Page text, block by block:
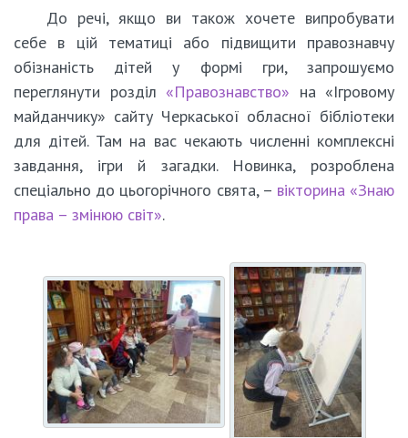
До речі, якщо ви також хочете випробувати
себе в цій тематиці або підвищити правознавчу
обізнаність дітей у формі гри, запрошуємо
переглянути розділ «Правознавство» на «Ігровому
майданчику» сайту Черкаської обласної бібліотеки
для дітей. Там на вас чекають численні комплексні
завдання, ігри й загадки. Новинка, розроблена
спеціально до цьогорічного свята, – вікторина «Знаю
права – змінюю світ».